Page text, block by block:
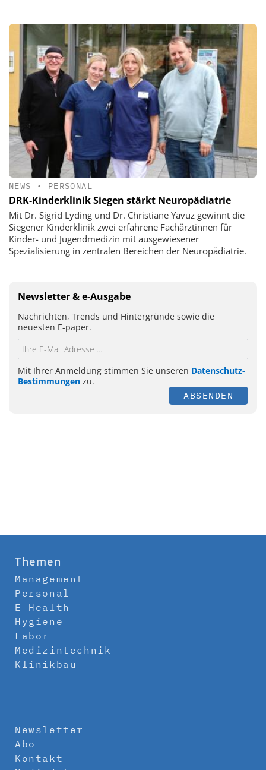
NEWS • PERSONAL
DRK-Kinderklinik Siegen stärkt Neuropädiatrie
Mit Dr. Sigrid Lyding und Dr. Christiane Yavuz gewinnt die
Siegener Kinderklinik zwei erfahrene Fachärztinnen für
Kinder- und Jugendmedizin mit ausgewiesener
Spezialisierung in zentralen Bereichen der Neuropädiatrie.
Newsletter & e-Ausgabe
Nachrichten, Trends und Hintergründe sowie die
neuesten E-paper.
Mit Ihrer Anmeldung stimmen Sie unseren Datenschutz-
Bestimmungen zu.
ABSENDEN
Themen
Management
Personal
E-Health
Hygiene
Labor
Medizintechnik
Klinikbau
Newsletter
Abo
Kontakt